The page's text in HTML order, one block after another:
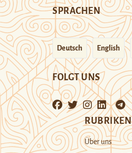
SPRACHEN
Deutsch English
FOLGT UNS
RUBRIKEN
Über uns